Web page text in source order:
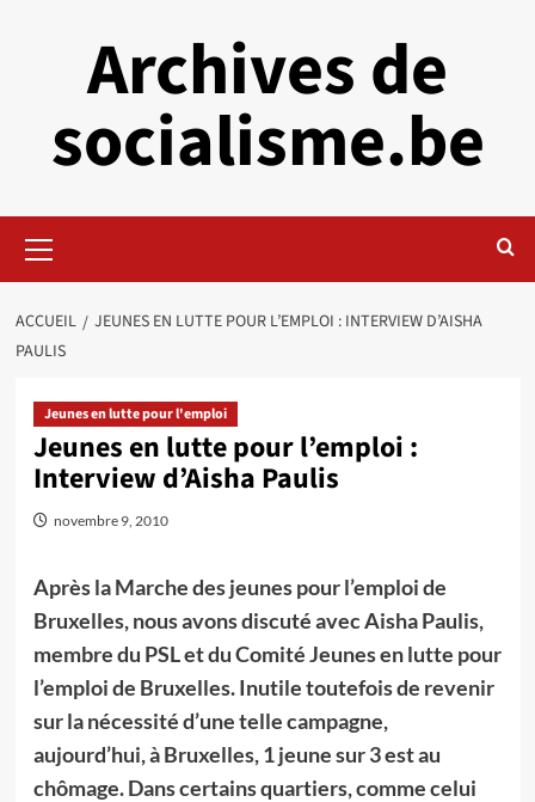
Archives de
socialisme.be
principal
ACCUEIL
JEUNES EN LUTTE POUR L’EMPLOI : INTERVIEW D’AISHA
PAULIS
Jeunes en lutte pour l'emploi
Jeunes en lutte pour l’emploi :
Interview d’Aisha Paulis
novembre 9, 2010
Après la Marche des jeunes pour l’emploi de
Bruxelles, nous avons discuté avec Aisha Paulis,
membre du PSL et du Comité Jeunes en lutte pour
l’emploi de Bruxelles. Inutile toutefois de revenir
sur la nécessité d’une telle campagne,
aujourd’hui, à Bruxelles, 1 jeune sur 3 est au
chômage. Dans certains quartiers, comme celui